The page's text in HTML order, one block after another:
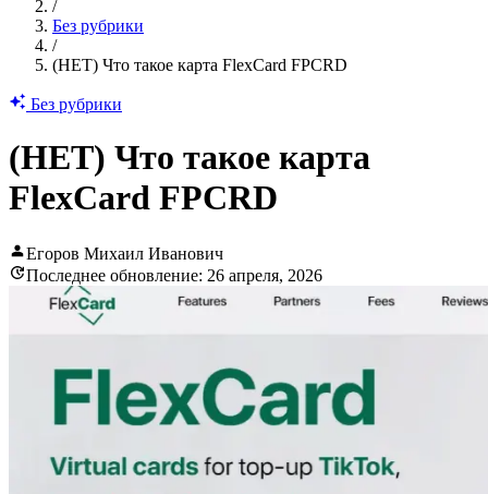
/
Без рубрики
/
(НЕТ) Что такое карта FlexCard FPCRD
Без рубрики
(НЕТ) Что такое карта
FlexCard FPCRD
Егоров Михаил Иванович
Последнее обновление: 26 апреля, 2026